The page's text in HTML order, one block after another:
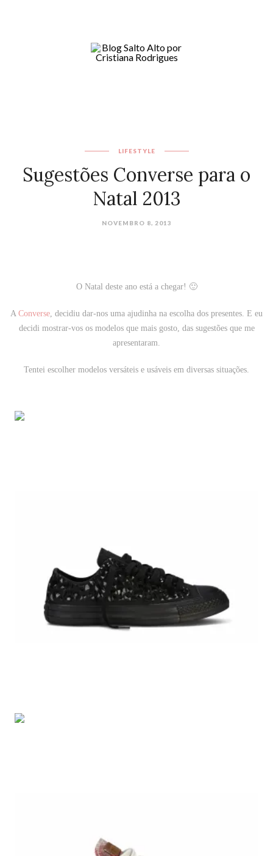
LIFESTYLE
Sugestões Converse para o
Natal 2013
NOVEMBRO 8, 2013
O Natal deste ano está a chegar! 🙂
AConverse, decidiu dar-nos uma ajudinha na escolha dos presentes. E eu
decidi mostrar-vos os modelos que mais gosto, das sugestões que me
apresentaram.
Tentei escolher modelos versáteis e usáveis em diversas situações.